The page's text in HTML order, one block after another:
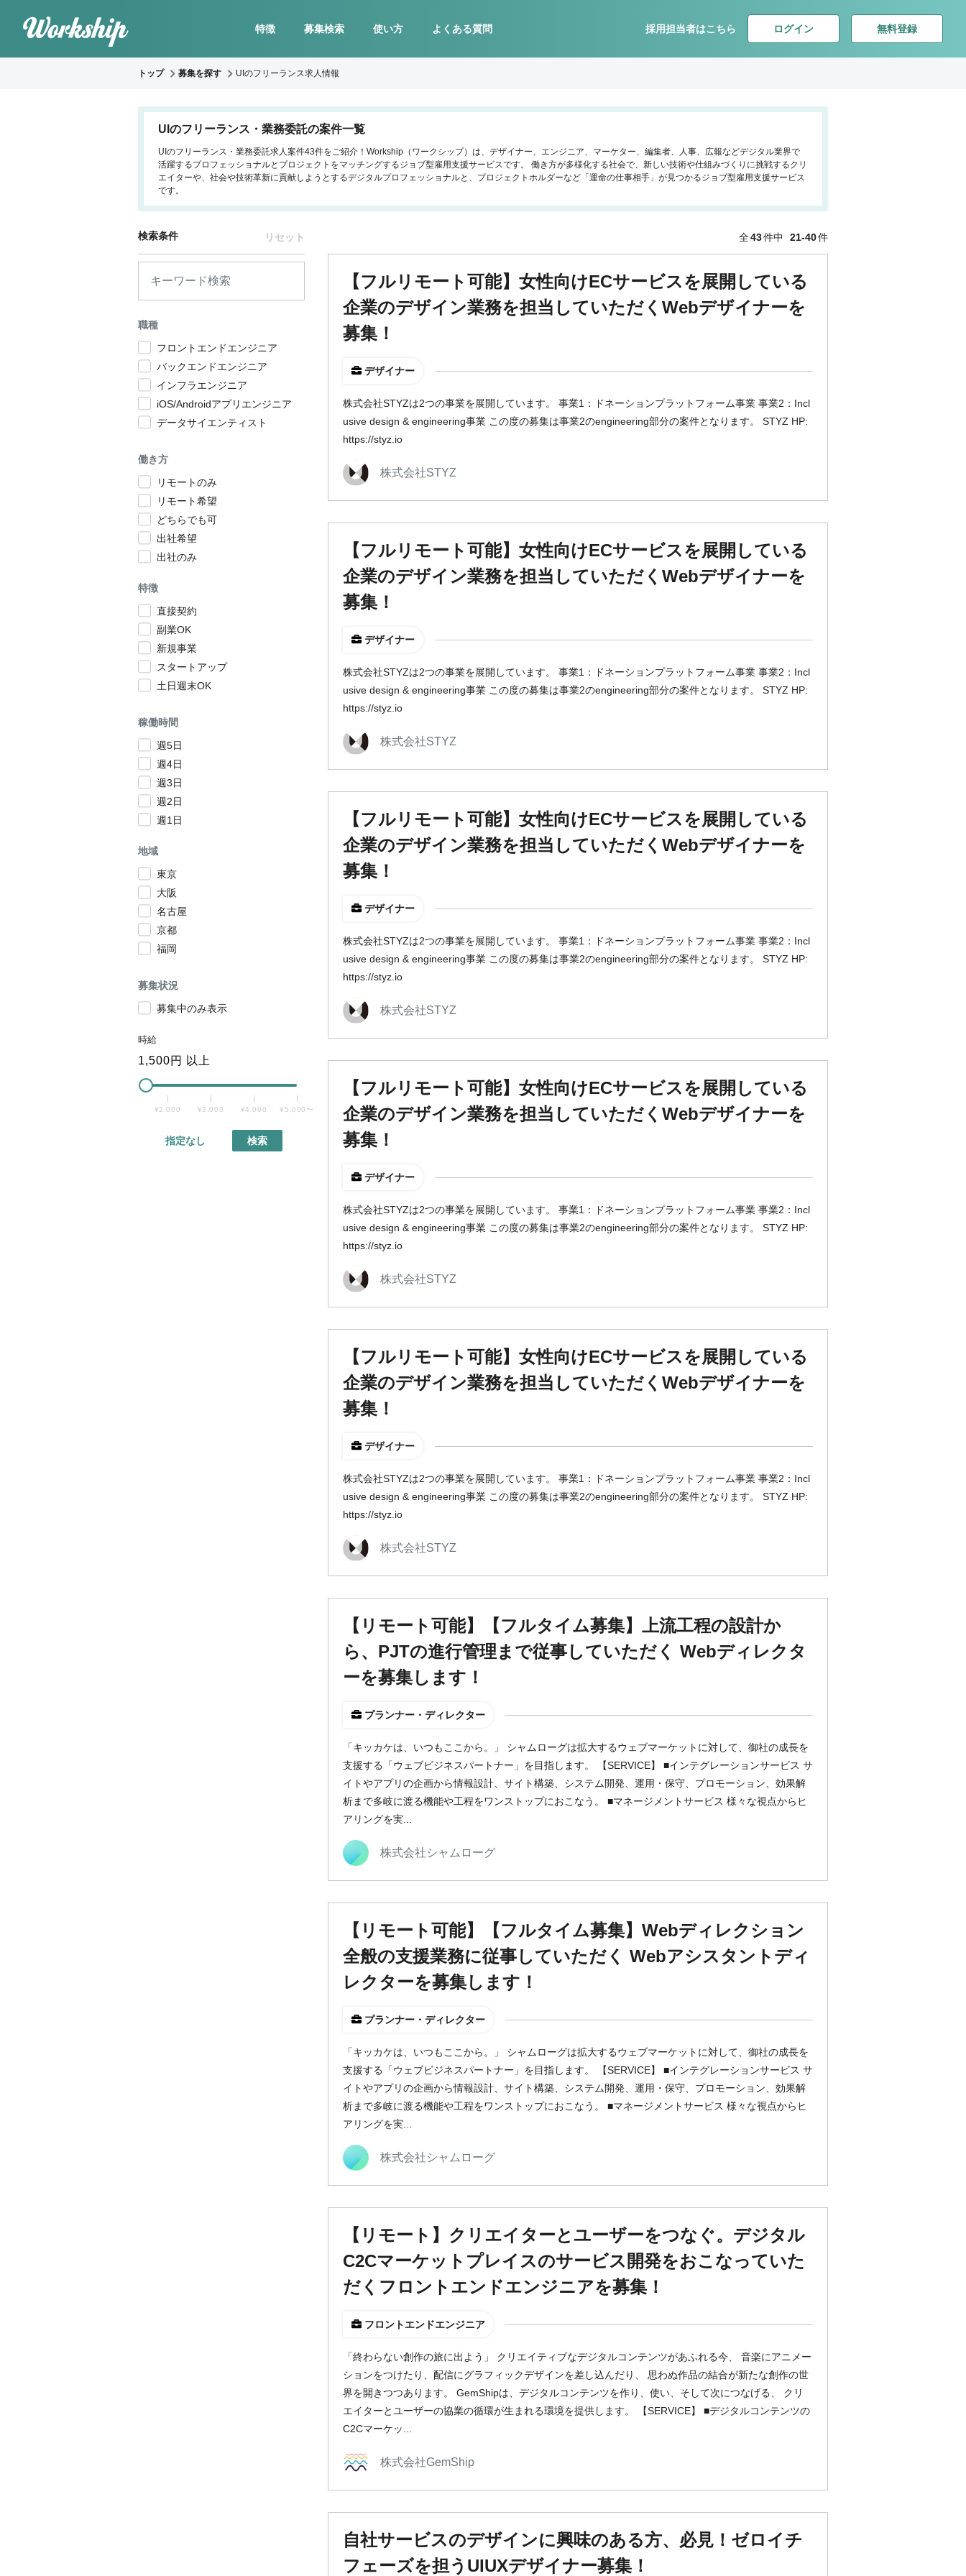
特徴 募集検索 使い方 よくある質問 採用担当者はこちら ログイン 無料登録
トップ 募集を探す UIのフリーランス求人情報
UIのフリーランス・業務委託の案件一覧
UIのフリーランス・業務委託求人案件43件をご紹介！Workship（ワークシップ）は、デザイナー、エンジニア、マーケター、編集者、人事、広報などデジタル業界で
活躍するプロフェッショナルとプロジェクトをマッチングするジョブ型雇用支援サービスです。 働き方が多様化する社会で、新しい技術や仕組みづくりに挑戦するクリ
エイターや、社会や技術革新に貢献しようとするデジタルプロフェッショナルと、プロジェクトホルダーなど「運命の仕事相手」が見つかるジョブ型雇用支援サービス
です。
検索条件 リセット
職種
フロントエンドエンジニア
バックエンドエンジニア
インフラエンジニア
iOS/Androidアプリエンジニア
データサイエンティスト
働き方
リモートのみ
リモート希望
どちらでも可
出社希望
出社のみ
特徴
直接契約
副業OK
新規事業
スタートアップ
土日週末OK
稼働時間
週5日
週4日
週3日
週2日
週1日
地域
東京
大阪
名古屋
京都
福岡
募集状況
募集中のみ表示
時給
1,500円 以上
¥2,000 ¥3,000 ¥4,000 ¥5,000〜
指定なし 検索
全43件中 21-40件
【フルリモート可能】女性向けECサービスを展開している
企業のデザイン業務を担当していただくWebデザイナーを
募集！
デザイナー
株式会社STYZは2つの事業を展開しています。 事業1：ドネーションプラットフォーム事業 事業2：Incl
usive design & engineering事業 この度の募集は事業2のengineering部分の案件となります。 STYZ HP:
https://styz.io
株式会社STYZ
【フルリモート可能】女性向けECサービスを展開している
企業のデザイン業務を担当していただくWebデザイナーを
募集！
デザイナー
株式会社STYZは2つの事業を展開しています。 事業1：ドネーションプラットフォーム事業 事業2：Incl
usive design & engineering事業 この度の募集は事業2のengineering部分の案件となります。 STYZ HP:
https://styz.io
株式会社STYZ
【フルリモート可能】女性向けECサービスを展開している
企業のデザイン業務を担当していただくWebデザイナーを
募集！
デザイナー
株式会社STYZは2つの事業を展開しています。 事業1：ドネーションプラットフォーム事業 事業2：Incl
usive design & engineering事業 この度の募集は事業2のengineering部分の案件となります。 STYZ HP:
https://styz.io
株式会社STYZ
【フルリモート可能】女性向けECサービスを展開している
企業のデザイン業務を担当していただくWebデザイナーを
募集！
デザイナー
株式会社STYZは2つの事業を展開しています。 事業1：ドネーションプラットフォーム事業 事業2：Incl
usive design & engineering事業 この度の募集は事業2のengineering部分の案件となります。 STYZ HP:
https://styz.io
株式会社STYZ
【フルリモート可能】女性向けECサービスを展開している
企業のデザイン業務を担当していただくWebデザイナーを
募集！
デザイナー
株式会社STYZは2つの事業を展開しています。 事業1：ドネーションプラットフォーム事業 事業2：Incl
usive design & engineering事業 この度の募集は事業2のengineering部分の案件となります。 STYZ HP:
https://styz.io
株式会社STYZ
【リモート可能】【フルタイム募集】上流工程の設計か
ら、PJTの進行管理まで従事していただく Webディレクタ
ーを募集します！
プランナー・ディレクター
「キッカケは、いつもここから。」 シャムローグは拡大するウェブマーケットに対して、御社の成長を
支援する「ウェブビジネスパートナー」を目指します。 【SERVICE】 ■インテグレーションサービス サ
イトやアプリの企画から情報設計、サイト構築、システム開発、運用・保守、プロモーション、効果解
析まで多岐に渡る機能や工程をワンストップにおこなう。 ■マネージメントサービス 様々な視点からヒ
アリングを実...
株式会社シャムローグ
【リモート可能】【フルタイム募集】Webディレクション
全般の支援業務に従事していただく Webアシスタントディ
レクターを募集します！
プランナー・ディレクター
「キッカケは、いつもここから。」 シャムローグは拡大するウェブマーケットに対して、御社の成長を
支援する「ウェブビジネスパートナー」を目指します。 【SERVICE】 ■インテグレーションサービス サ
イトやアプリの企画から情報設計、サイト構築、システム開発、運用・保守、プロモーション、効果解
析まで多岐に渡る機能や工程をワンストップにおこなう。 ■マネージメントサービス 様々な視点からヒ
アリングを実...
株式会社シャムローグ
【リモート】クリエイターとユーザーをつなぐ。デジタル
C2Cマーケットプレイスのサービス開発をおこなっていた
だくフロントエンドエンジニアを募集！
フロントエンドエンジニア
「終わらない創作の旅に出よう」 クリエイティブなデジタルコンテンツがあふれる今、 音楽にアニメー
ションをつけたり、配信にグラフィックデザインを差し込んだり、 思わぬ作品の結合が新たな創作の世
界を開きつつあります。 GemShipは、デジタルコンテンツを作り、使い、そして次につなげる、 クリ
エイターとユーザーの協業の循環が生まれる環境を提供します。 【SERVICE】 ■デジタルコンテンツの
C2Cマーケッ...
株式会社GemShip
自社サービスのデザインに興味のある方、必見！ゼロイチ
フェーズを担うUIUXデザイナー募集！